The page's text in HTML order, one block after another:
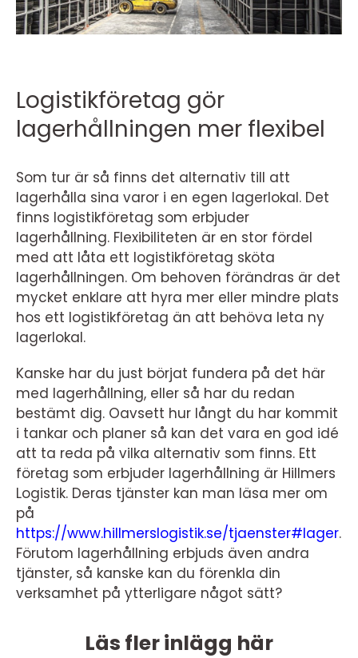
Logistikföretag gör
lagerhållningen mer flexibel
Som tur är så finns det alternativ till att
lagerhålla sina varor i en egen lagerlokal. Det
finns logistikföretag som erbjuder
lagerhållning. Flexibiliteten är en stor fördel
med att låta ett logistikföretag sköta
lagerhållningen. Om behoven förändras är det
mycket enklare att hyra mer eller mindre plats
hos ett logistikföretag än att behöva leta ny
lagerlokal.
Kanske har du just börjat fundera på det här
med lagerhållning, eller så har du redan
bestämt dig. Oavsett hur långt du har kommit
i tankar och planer så kan det vara en god idé
att ta reda på vilka alternativ som finns. Ett
företag som erbjuder lagerhållning är Hillmers
Logistik. Deras tjänster kan man läsa mer om
på
https://www.hillmerslogistik.se/tjaenster#lager.
Förutom lagerhållning erbjuds även andra
tjänster, så kanske kan du förenkla din
verksamhet på ytterligare något sätt?
Läs fler inlägg här